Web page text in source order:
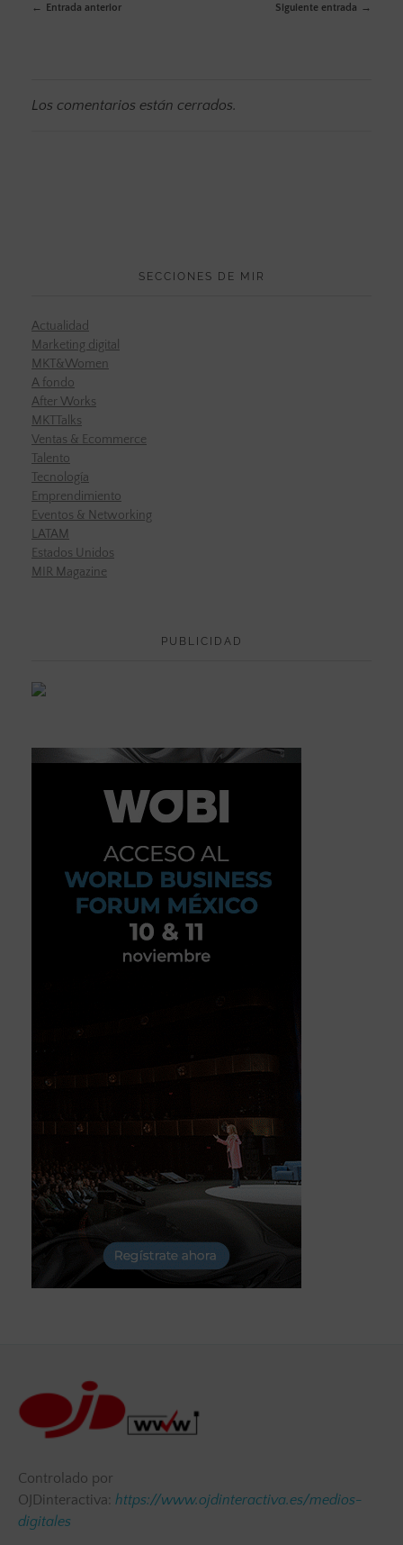
Entrada anterior Siguiente entrada
Los comentarios están cerrados.
SECCIONES DE MIR
Actualidad
Marketing digital
MKT&Women
A fondo
After Works
MKTTalks
Ventas & Ecommerce
Talento
Tecnología
Emprendimiento
Eventos & Networking
LATAM
Estados Unidos
MIR Magazine
PUBLICIDAD
Controlado por
OJDinteractiva: https://www.ojdinteractiva.es/medios-
digitales